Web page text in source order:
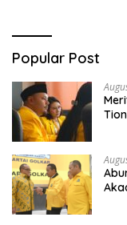
Popular Post